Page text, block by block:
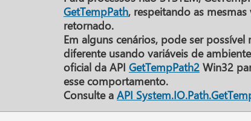
GetTempPath, respeitando as
retornado.
Em alguns cenários, pode ser
diferente usando variáveis de
oficial da API GetTempPath2 Win32
esse comportamento.
Consulte a API